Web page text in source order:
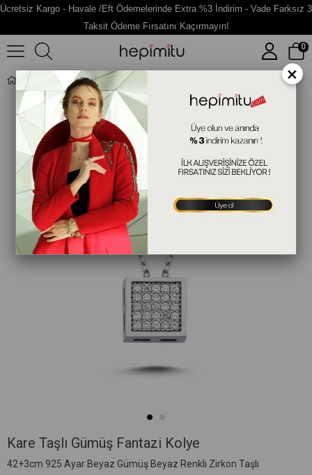
Ücretsiz Kargo - Havale /Eft Ödemelerinde Extra %3 İndirim - Vade Farksız 3
Taksit Ödeme Fırsatını Kaçırmayın!
0
Kare Taşlı Gümüş Fantazi Kolye
Kare Taşlı Gümüş Fantazi Kolye
42+3cm 925 Ayar Beyaz Gümüş Beyaz Renkli Zirkon Taşlı
×